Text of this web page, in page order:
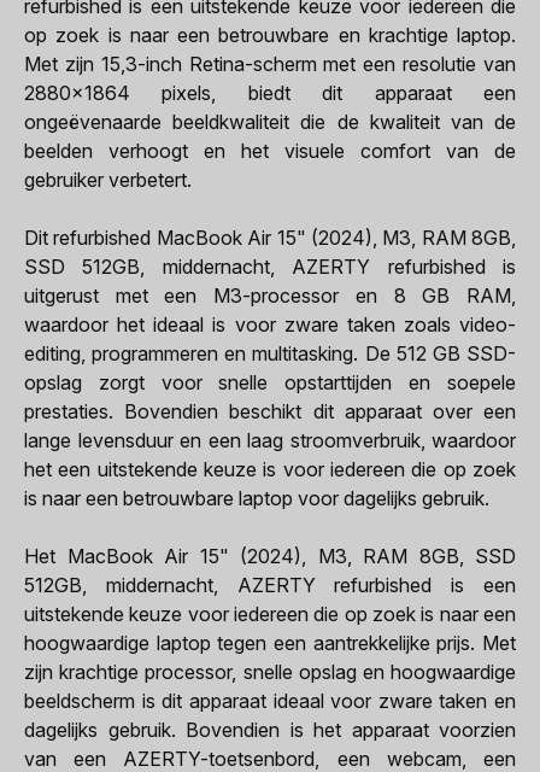
refurbished is een uitstekende keuze voor iedereen die
op zoek is naar een betrouwbare en krachtige laptop.
Met zijn 15,3-inch Retina-scherm met een resolutie van
2880x1864 pixels, biedt dit apparaat een
ongeëvenaarde beeldkwaliteit die de kwaliteit van de
beelden verhoogt en het visuele comfort van de
gebruiker verbetert.
Dit refurbished MacBook Air 15" (2024), M3, RAM 8GB,
SSD 512GB, middernacht, AZERTY refurbished is
uitgerust met een M3-processor en 8 GB RAM,
waardoor het ideaal is voor zware taken zoals video-
editing, programmeren en multitasking. De 512 GB SSD-
opslag zorgt voor snelle opstarttijden en soepele
prestaties. Bovendien beschikt dit apparaat over een
lange levensduur en een laag stroomverbruik, waardoor
het een uitstekende keuze is voor iedereen die op zoek
is naar een betrouwbare laptop voor dagelijks gebruik.
Het MacBook Air 15" (2024), M3, RAM 8GB, SSD
512GB, middernacht, AZERTY refurbished is een
uitstekende keuze voor iedereen die op zoek is naar een
hoogwaardige laptop tegen een aantrekkelijke prijs. Met
zijn krachtige processor, snelle opslag en hoogwaardige
beeldscherm is dit apparaat ideaal voor zware taken en
dagelijks gebruik. Bovendien is het apparaat voorzien
van een AZERTY-toetsenbord, een webcam, een